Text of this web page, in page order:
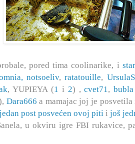
pored tima coolinarike, i
notsoeliv,ratatouille,
, YUPIEYA (1 i 2) ,cvet71,bubla
Dara666 a mamajac joj je
post posvećen ovoj piti i još
u okviru igre FBI rukavice,